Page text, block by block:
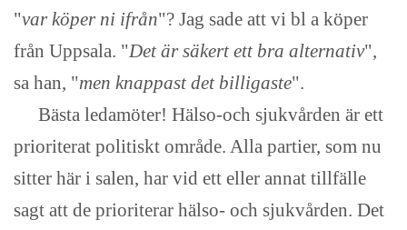
"var köper ni ifrån"? Jag sade att vi bl a köper
från Uppsala. "Det är säkert ett bra alternativ",
sa han, "men knappast det billigaste".
Bästa ledamöter! Hälso-och sjukvården är ett
prioriterat politiskt område. Alla partier, som nu
sitter här i salen, har vid ett eller annat tillfälle
sagt att de prioriterar hälso- och sjukvården. Det